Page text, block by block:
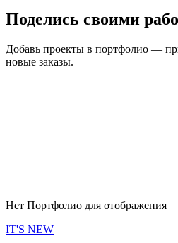
Поделись своими
Добавь проекты в портфолио —
новые заказы.
Нет Портфолио для отображения
IT'S NEW